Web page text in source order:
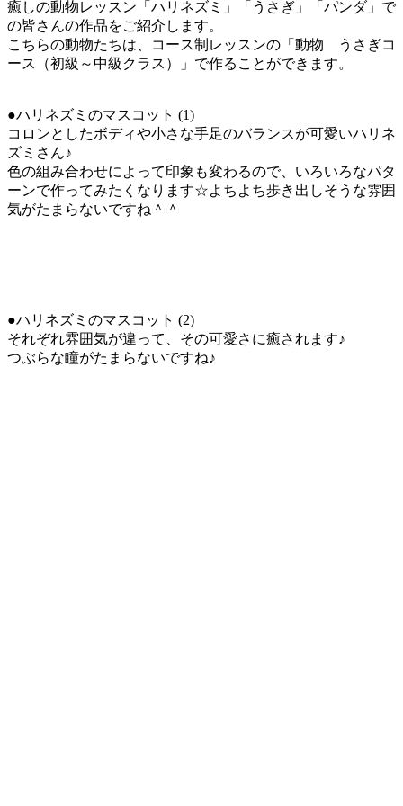
癒しの動物レッスン「ハリネズミ」「うさぎ」「パンダ」で
の皆さんの作品をご紹介します。
こちらの動物たちは、コース制レッスンの「動物 うさぎコ
ース（初級～中級クラス）」で作ることができます。
●ハリネズミのマスコット (1)
コロンとしたボディや小さな手足のバランスが可愛いハリネ
ズミさん♪
色の組み合わせによって印象も変わるので、いろいろなパタ
ーンで作ってみたくなります☆よちよち歩き出しそうな雰囲
気がたまらないですね＾＾
●ハリネズミのマスコット (2)
それぞれ雰囲気が違って、その可愛さに癒されます♪
つぶらな瞳がたまらないですね♪